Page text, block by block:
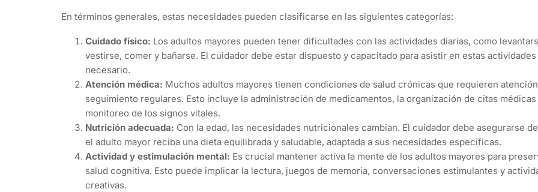
En términos generales, estas necesidades pueden clasificarse en las siguientes categorías:
Cuidado físico: Los adultos mayores pueden tener dificultades con las actividades diarias, como
vestirse, comer y bañarse. El cuidador debe estar dispuesto y capacitado para asistir en estas
necesario.
Atención médica: Muchos adultos mayores tienen condiciones de salud crónicas que requieren
seguimiento regulares. Esto incluye la administración de medicamentos, la organización de citas
monitoreo de los signos vitales.
Nutrición adecuada: Con la edad, las necesidades nutricionales cambian. El cuidador debe asegurarse
el adulto mayor reciba una dieta equilibrada y saludable, adaptada a sus necesidades específicas.
Actividad y estimulación mental: Es crucial mantener activa la mente de los adultos mayores para
salud cognitiva. Esto puede implicar la lectura, juegos de memoria, conversaciones estimulantes y
creativas.